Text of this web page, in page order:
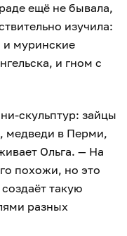
ещё не бывала,
изучила:
и муринские
и гном с
скульптур: зайцы
медведи в Перми,
Ольга. — На
похожи, но это
такую
разных